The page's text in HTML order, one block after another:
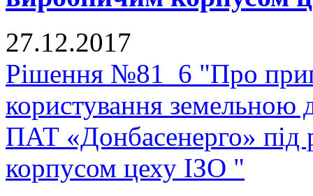
27.12.2017
Рішення №81_6 "Про
користування
ПАТ «Донбасенерго»
корпусом цеху ІЗО "